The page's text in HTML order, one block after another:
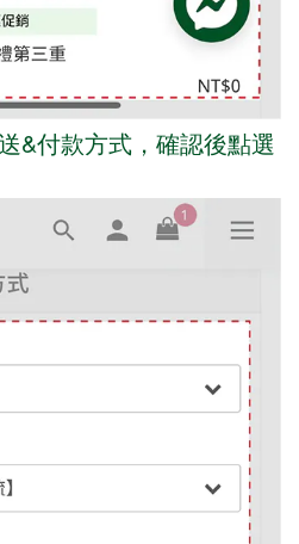
&付款方式，確認後點選